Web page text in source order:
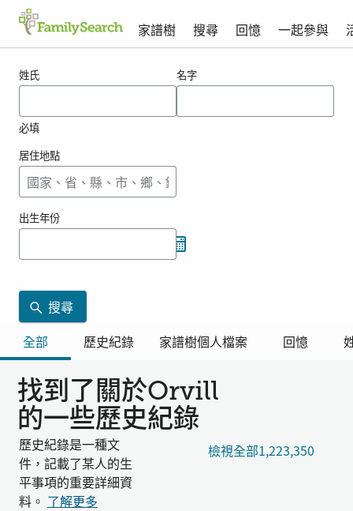
家譜樹 搜尋 回憶 一起參與
姓氏
必填
名字
居住地點
出生年份
搜尋
全部
歷史紀錄 家譜樹個人檔案 回憶
找到了關於Orvill
的一些歷史紀錄
歷史紀錄是一種文
件，記載了某人的生
平事項的重要詳細資
料。 了解更多
檢視全部1,223,350